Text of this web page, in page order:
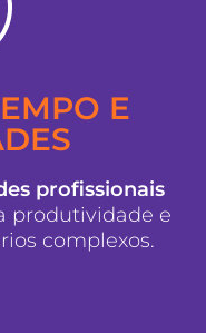
E
profissionais
produtividade e
complexos.